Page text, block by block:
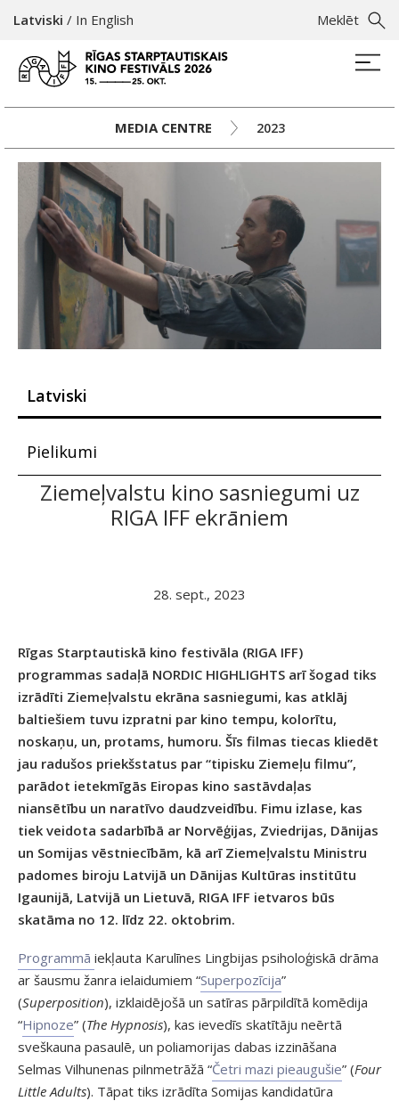
Meklēt
Latviski / In English
MEDIA CENTRE 2023
Latviski
Pielikumi
Ziemeļvalstu kino sasniegumi uz
RIGA IFF ekrāniem
28. sept., 2023
Rīgas Starptautiskā kino festivāla (RIGA IFF)
programmas sadaļā NORDIC HIGHLIGHTS arī šogad tiks
izrādīti Ziemeļvalstu ekrāna sasniegumi, kas atklāj
baltiešiem tuvu izpratni par kino tempu, kolorītu,
noskaņu, un, protams, humoru. Šīs filmas tiecas kliedēt
jau radušos priekšstatus par “tipisku Ziemeļu filmu”,
parādot ietekmīgās Eiropas kino sastāvdaļas
niansētību un naratīvo daudzveidību. Fimu izlase, kas
tiek veidota sadarbībā ar Norvēģijas, Zviedrijas, Dānijas
un Somijas vēstniecībām, kā arī Ziemeļvalstu Ministru
padomes biroju Latvijā un Dānijas Kultūras institūtu
Igaunijā, Latvijā un Lietuvā, RIGA IFF ietvaros būs
skatāma no 12. līdz 22. oktobrim.
Programmā iekļauta Karulīnes Lingbijas psiholoģiskā drāma
ar šausmu žanra ielaidumiem “Superpozīcija”
(Superposition), izklaidējošā un satīras pārpildītā komēdija
“Hipnoze” (The Hypnosis), kas ievedīs skatītāju neērtā
sveškauna pasaulē, un poliamorijas dabas izzināšana
Selmas Vilhunenas pilnmetrāžā “Četri mazi pieaugušie” (Four
Little Adults). Tāpat tiks izrādīta Somijas kandidatūra